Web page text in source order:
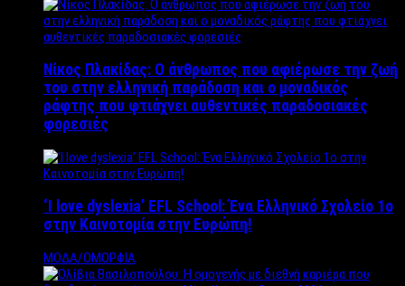
Νίκος Πλακίδας: O άνθρωπος που αφιέρωσε την ζωή
του στην ελληνική παράδοση και ο μοναδικός
ράφτης που φτιάχνει αυθεντικές παραδοσιακές
φορεσιές
‘Ι love dyslexia’ EFL School: Ένα Ελληνικό Σχολείo 1ο
στην Καινοτομία στην Ευρώπη!
ΜΟΔΑ/ΟΜΟΡΦΙΑ